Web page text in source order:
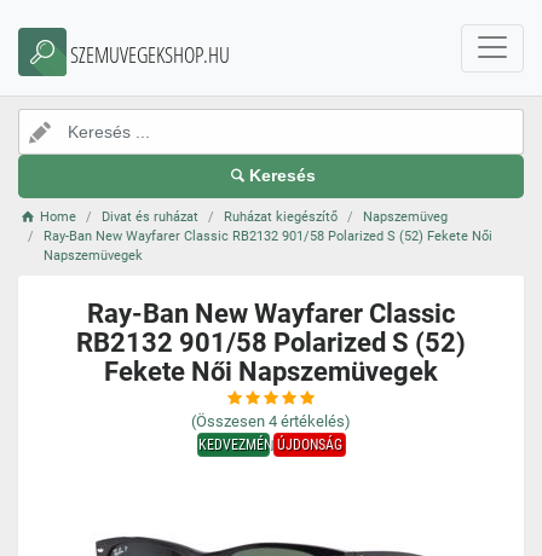
SZEMUVEGEKSHOP.HU
Keresés
Home Divat és ruházat Ruházat kiegészítő
Napszemüveg
Ray-Ban New Wayfarer Classic RB2132 901/58 Polarized S (52) Fekete Női
Napszemüvegek
Ray-Ban New Wayfarer Classic
RB2132 901/58 Polarized S (52)
Fekete Női Napszemüvegek
(Összesen 4 értékelés)
KEDVEZMÉNYÚJDONSÁG